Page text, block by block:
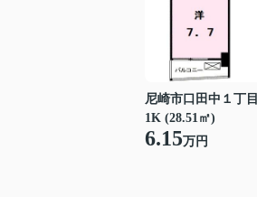
尼崎市口田中１丁目
1K (28.51㎡)
6.15万円